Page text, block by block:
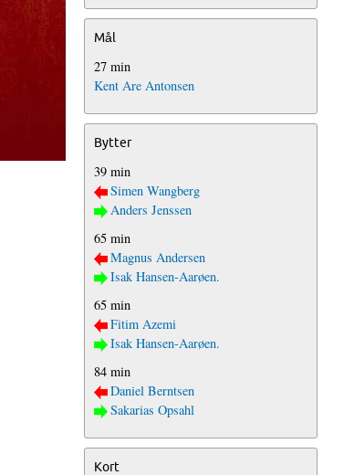
Mål
27 min
Kent Are Antonsen
Bytter
39 min
Simen Wangberg
Anders Jenssen
65 min
Magnus Andersen
Isak Hansen-Aarøen.
65 min
Fitim Azemi
Isak Hansen-Aarøen.
84 min
Daniel Berntsen
Sakarias Opsahl
Kort